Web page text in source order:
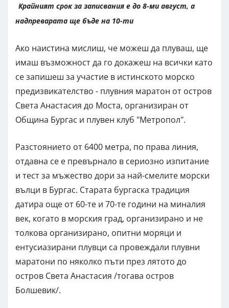
Крайният срок за записвания е до 8-ми август, а
надпреварата ще бъде на 10-ти
Ако наистина мислиш, че можеш да плуваш, ще
имаш възможност да го докажеш на всички като
се запишеш за участие в истинското морско
предизвикателство - плувния маратон от остров
Света Анастасия до Моста, организиран от
Община Бургас и плувен клуб "Метропол".
Разстоянието от 6400 метра, по права линия,
отдавна се е превърнало в сериозно изпитание
и тест за мъжество дори за най-смелите морски
вълци в Бургас. Старата бургаска традиция
датира още от 60-те и 70-те години на миналия
век, когато в морския град, организирано и не
толкова организирано, опитни моряци и
ентусиазирани плувци са провеждали плувни
маратони по няколко пъти през лятото до
остров Света Анастасия /тогава остров
Болшевик/.